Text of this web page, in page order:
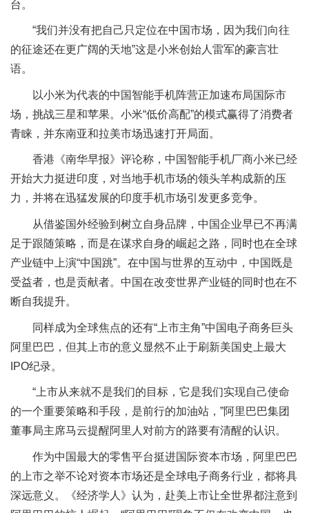
台。
“我们并没有把自己只定位在中国市场，因为我们向往
的征途还在更广阔的天地”这是小米创始人雷军的豪言壮
语。
以小米为代表的中国智能手机阵营正加速布局国际市
场，挑战三星和苹果。小米“低价高配”的模式赢得了消费者
青睐，并东南亚和拉美市场迅速打开局面。
香港《南华早报》评论称，中国智能手机厂商小米已经
开始大力挺进印度，对当地手机市场的领头羊构成新的压
力，并将在迅猛发展的印度手机市场引发更多竞争。
从借鉴国外经验到树立自身品牌，中国企业早已不再满
足于跟随策略，而是在谋求自身的崛起之路，同时也在全球
产业链中上演“中国跳”。在中国与世界的互动中，中国既是
受益者，也是贡献者。中国在改变世界产业链的同时也在不
断自我提升。
同样成为全球焦点的还有“上市主角”中国电子商务巨头
阿里巴巴，但其上市的意义显然不止于刷新美国史上最大
IPO纪录。
“上市从来就不是我们的目标，它是我们实现自己使命
的一个重要策略和手段，是前行的加油站，”阿里巴巴集团
董事局主席马云提醒阿里人对前方的路要有清醒的认识。
作为中国最大的零售平台挺进国际资本市场，阿里巴巴
的上市之举不论对资本市场还是全球电子商务行业，都将具
深远意义。《经济学人》认为，赴美上市让全世界都注意到